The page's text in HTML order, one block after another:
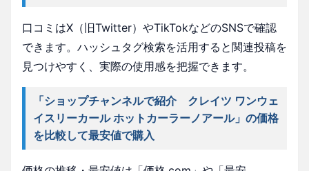
口コミはX（旧Twitter）やTikTokなどのSNSで確認
できます。ハッシュタグ検索を活用すると関連投稿を
見つけやすく、実際の使用感を把握できます。
「ショップチャンネルで紹介 クレイツ ワンウェ
イスリーカール ホットカーラーノアール」の価格
を比較して最安値で購入